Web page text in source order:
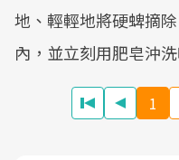
地、輕輕地將硬蜱摘
內，並立刻用肥皂沖
1